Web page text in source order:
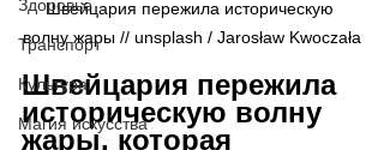
Здоровье
Транспорт
Культура
Магия искусства
Швейцария пережила историческую
волну жары // unsplash / Jarosław Kwoczała
Швейцария пережила
историческую волну
жары, которая